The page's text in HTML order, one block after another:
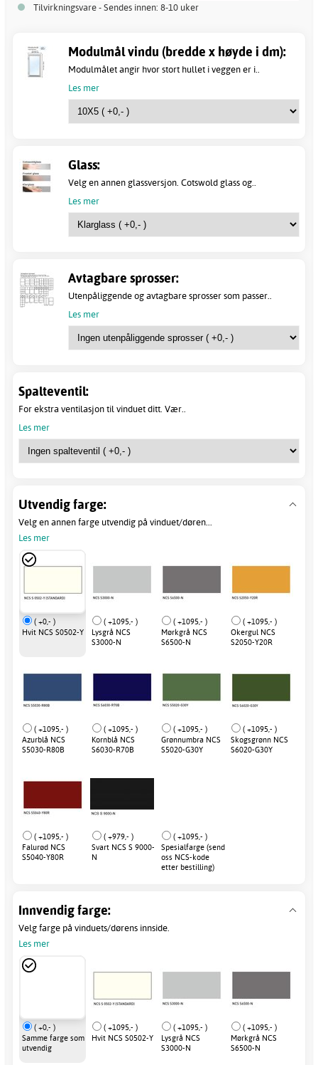
Tilvirkningsvare - Sendes innen: 8-10 uker
Modulmål vindu (bredde x høyde i dm):
Modulmålet angir hvor stort hullet i veggen er i..
Les mer
Glass:
Velg en annen glassversjon. Cotswold glass og..
Les mer
Avtagbare sprosser:
Utenpåliggende og avtagbare sprosser som passer..
Les mer
Spalteventil:
For ekstra ventilasjon til vinduet ditt. Vær..
Les mer
Utvendig farge:
Velg en annen farge utvendig på vinduet/døren...
Les mer
( +0,- )
Hvit NCS S0502-Y
( +1095,- )
Lysgrå NCS
S3000-N
( +1095,- )
Mørkgrå NCS
S6500-N
( +1095,- )
Okergul NCS
S2050-Y20R
( +1095,- )
Azurblå NCS
S5030-R80B
( +1095,- )
Kornblå NCS
S6030-R70B
( +1095,- )
Grønnumbra NCS
S5020-G30Y
( +1095,- )
Skogsgrønn NCS
S6020-G30Y
( +1095,- )
Falurød NCS
S5040-Y80R
( +979,- )
Svart NCS S 9000-
N
( +1095,- )
Spesialfarge (send
oss NCS-kode
etter bestilling)
Innvendig farge:
Velg farge på vinduets/dørens innside.
Les mer
( +0,- )
Samme farge som
utvendig
( +1095,- )
Hvit NCS S0502-Y
( +1095,- )
Lysgrå NCS
S3000-N
( +1095,- )
Mørkgrå NCS
S6500-N